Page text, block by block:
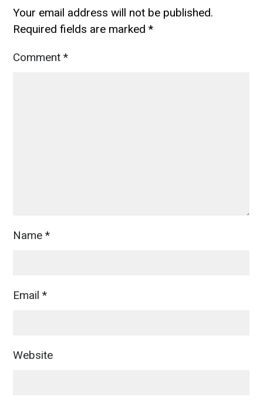
Your email address will not be published.
Required fields are marked*
Comment*
Name*
Email*
Website